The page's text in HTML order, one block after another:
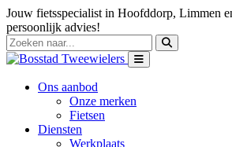
Jouw fietsspecialist in Hoofddorp, Limmen
persoonlijk advies!
Ons aanbod
Onze merken
Fietsen
Diensten
Werkplaats